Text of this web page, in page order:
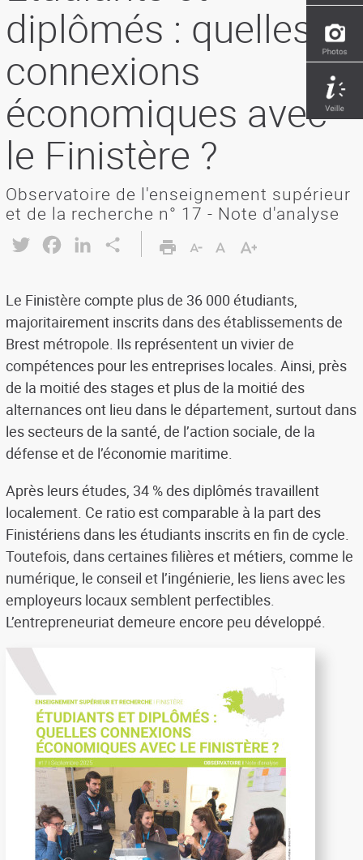
diplômés : quelles
connexions
économiques avec
le Finistère ?
Observatoire de l'enseignement supérieur
et de la recherche n° 17 - Note d'analyse
Twitter FacebookLinkedIn
Le Finistère compte plus de 36 000 étudiants,
majoritairement inscrits dans des établissements de
Brest métropole. Ils représentent un vivier de
compétences pour les entreprises locales. Ainsi, près
de la moitié des stages et plus de la moitié des
alternances ont lieu dans le département, surtout dans
les secteurs de la santé, de l’action sociale, de la
défense et de l’économie maritime.
Après leurs études, 34 % des diplômés travaillent
localement. Ce ratio est comparable à la part des
Finistériens dans les étudiants inscrits en fin de cycle.
Toutefois, dans certaines filières et métiers, comme le
numérique, le conseil et l’ingénierie, les liens avec les
employeurs locaux semblent perfectibles.
L’entrepreneuriat demeure encore peu développé.